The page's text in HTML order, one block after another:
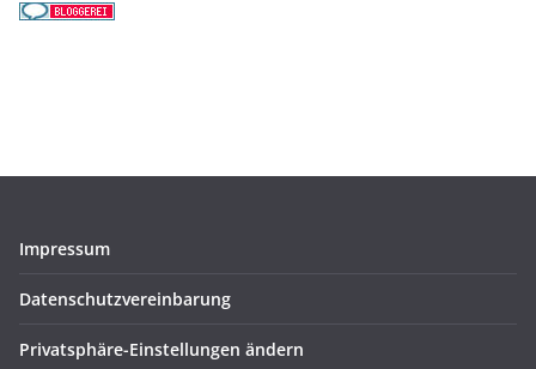
Impressum
Datenschutzvereinbarung
Privatsphäre-Einstellungen ändern